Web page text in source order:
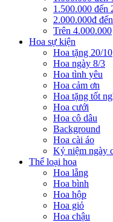
1.500.000 đến
2.000.000đ
Trên 4.000.000
Hoa sự kiện
Hoa tặng 20/10
Hoa ngày 8/3
Hoa tình yêu
Hoa cảm ơn
Hoa tặng tốt
Hoa cưới
Hoa cô dâu
Background
Hoa cài áo
Kỷ niệm ngày
Thể loại hoa
Hoa lẵng
Hoa bình
Hoa hộp
Hoa giỏ
Hoa chậu